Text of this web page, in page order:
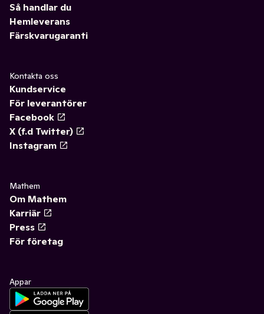
Så handlar du
Hemleverans
Färskvarugaranti
Kontakta oss
Kundservice
För leverantörer
Facebook
X (f.d Twitter)
Instagram
Mathem
Om Mathem
Karriär
Press
För företag
Appar